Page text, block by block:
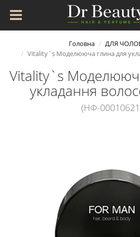
Головна
ДЛЯ
Vitality`s Моделююча глина для
Vitality`s
укладання
(НФ-